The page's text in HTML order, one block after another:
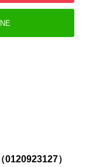
）